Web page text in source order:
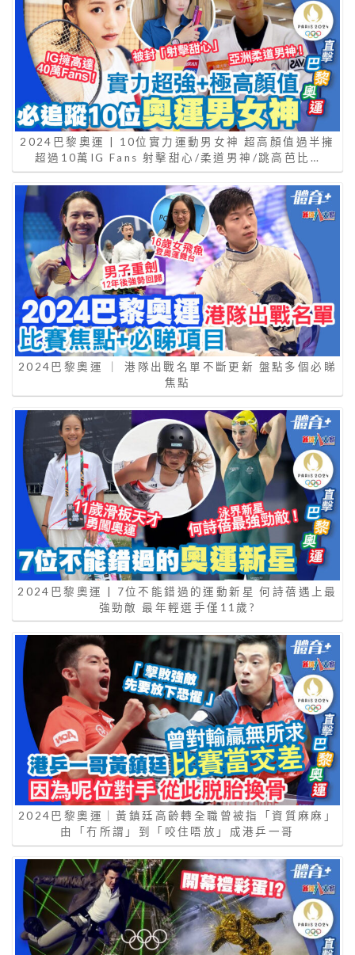
2024巴黎奧運 | 10位實力運動男女神 超高顏值過半擁
超過10萬IG Fans 射擊甜心/柔道男神/跳高芭比…
2024巴黎奧運 ｜ 港隊出戰名單不斷更新 盤點多個必睇
焦點
2024巴黎奧運 | 7位不能錯過的運動新星 何詩蓓遇上最
強勁敵 最年輕選手僅11歲?
2024巴黎奧運｜黃鎮廷高齡轉全職曾被指「資質麻麻」
由「冇所謂」到「咬住唔放」成港乒一哥